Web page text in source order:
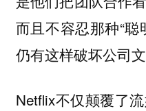
而且不容忍那种“聪
仍有这样破坏公司文
Netflix不仅颠覆了